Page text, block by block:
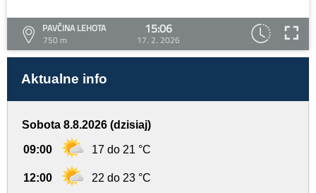
PAVČINA LEHOTA
750 m
15:06
17. 2. 2026
Aktualne info
Sobota 8.8.2026 (dzisiaj)
09:00 17 do 21 °C
12:00 22 do 23 °C